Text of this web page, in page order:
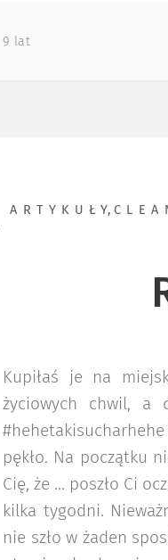
9 lat
ARTYKUŁY,
Kupiłaś je na
życiowych chwil, a
pękło. Na początku
Cię, że … poszło Ci
kilka tygodni.
nie szło w żaden